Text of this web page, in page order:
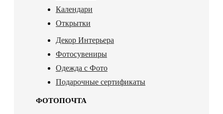
Календари
Открытки
Декор Интерьера
Фотосувениры
Одежда с Фото
Подарочные сертификаты
ФОТОПОЧТА